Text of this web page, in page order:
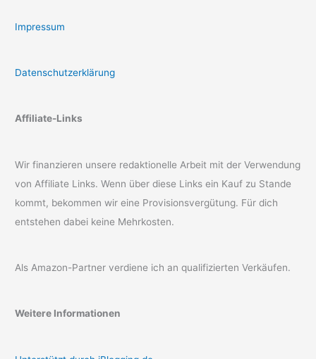
Impressum
Datenschutzerklärung
Affiliate-Links
Wir finanzieren unsere redaktionelle Arbeit mit der Verwendung
von Affiliate Links. Wenn über diese Links ein Kauf zu Stande
kommt, bekommen wir eine Provisionsvergütung. Für dich
entstehen dabei keine Mehrkosten.
Als Amazon-Partner verdiene ich an qualifizierten Verkäufen.
Weitere Informationen